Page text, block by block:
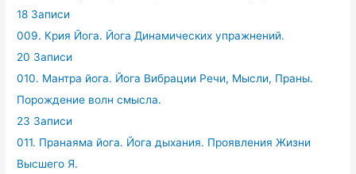
18 Записи
009. Крия Йога. Йога Динамических упражнений.
20 Записи
010. Мантра йога. Йога Вибрации Речи, Мысли, Праны.
Порождение волн смысла.
23 Записи
011. Пранаяма йога. Йога дыхания. Проявления Жизни
Высшего Я.